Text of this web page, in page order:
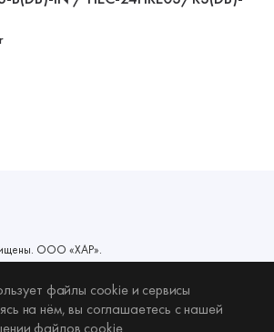
ООО «ХАР».
файлы сookie и сервисы
на нём, вы соглашаетесь с нашей
файлов сookie.